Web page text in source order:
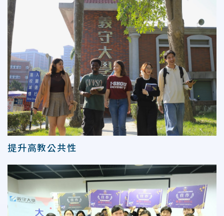
提升高教公共性